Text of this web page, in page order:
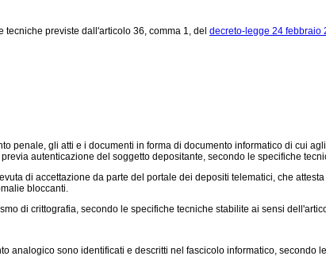
previste dall'articolo 36, comma 1, del decreto-legge 24 febbraio
gli atti e i documenti in forma di documento informatico di cui
autenticazione del soggetto depositante, secondo le specifiche
di accettazione da parte del portale dei depositi telematici, che
bloccanti.
di crittografia, secondo le specifiche tecniche stabilite ai sensi
sono identificati e descritti nel fascicolo informatico, secondo